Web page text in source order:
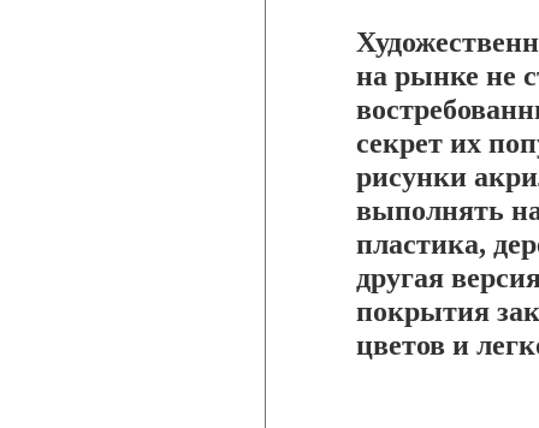
на рынке не
секрет их
рисунки
выполнять
пластика,
другая
покрытия
цветов и